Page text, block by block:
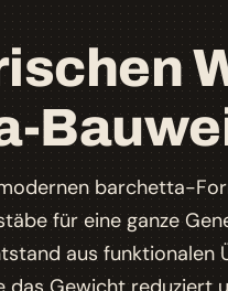
barchetta-
für eine ganze
aus funktionalen